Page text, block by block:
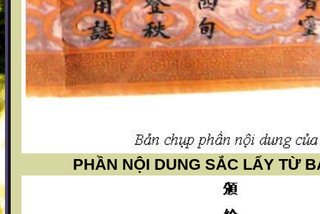
PHẦN NỘI DUNG SẮC LẤY TỪ